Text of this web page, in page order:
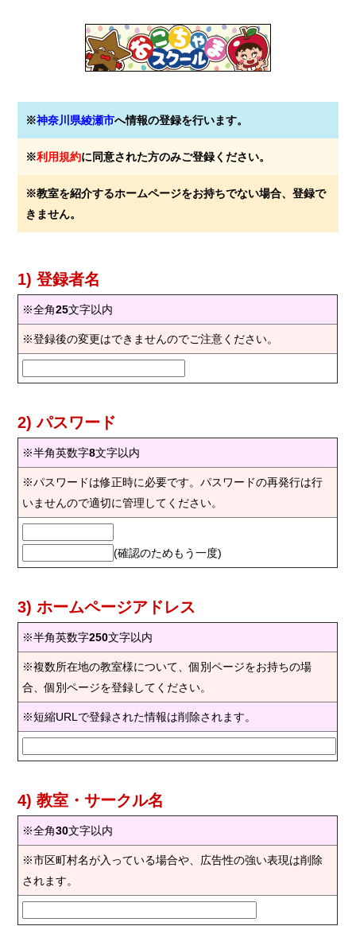
※神奈川県綾瀬市へ情報の登録を行います。
※利用規約に同意された方のみご登録ください。
※教室を紹介するホームページをお持ちでない場合、登録で
きません。
1) 登録者名
※全角25文字以内
※登録後の変更はできませんのでご注意ください。
2) パスワード
※半角英数字8文字以内
※パスワードは修正時に必要です。パスワードの再発行は行
いませんので適切に管理してください。
(確認のためもう一度)
3) ホームページアドレス
※半角英数字250文字以内
※複数所在地の教室様について、個別ページをお持ちの場
合、個別ページを登録してください。
※短縮URLで登録された情報は削除されます。
4) 教室・サークル名
※全角30文字以内
※市区町村名が入っている場合や、広告性の強い表現は削除
されます。